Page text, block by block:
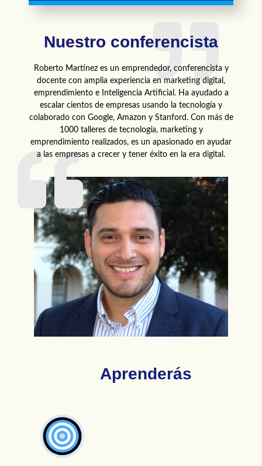
Nuestro conferencista
Roberto Martínez es un emprendedor, conferencista y
docente con amplia experiencia en marketing digital,
emprendimiento e Inteligencia Artificial. Ha ayudado a
escalar cientos de empresas usando la tecnología y
colaborado con Google, Amazon y Stanford. Con más de
1000 talleres de tecnología, marketing y
emprendimiento realizados, es un apasionado en ayudar
a las empresas a crecer y tener éxito en la era digital.
Aprenderás